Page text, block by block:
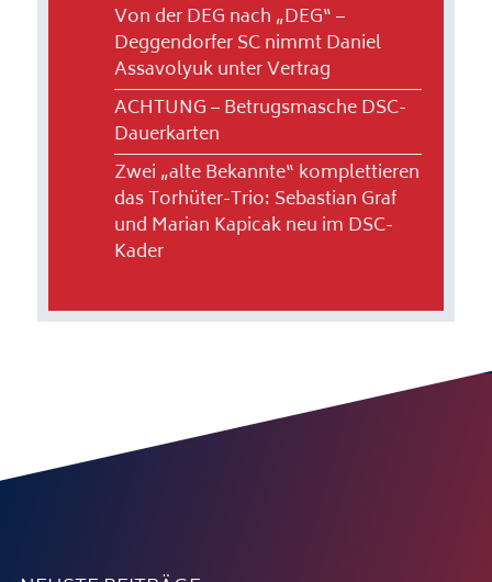
Von der DEG nach „DEG“ –
Deggendorfer SC nimmt Daniel
Assavolyuk unter Vertrag
ACHTUNG – Betrugsmasche DSC-
Dauerkarten
Zwei „alte Bekannte“ komplettieren
das Torhüter-Trio: Sebastian Graf
und Marian Kapicak neu im DSC-
Kader